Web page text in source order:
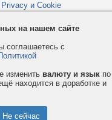
Privacy и Cookie
Форумы
на нашем сайте
соглашаетесь с
изменить валюту и язык по
находится в доработке и